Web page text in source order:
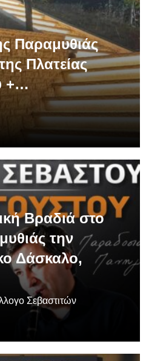
Παραμυθιάς
Πλατείας
+…
Βραδιά στο
την
Δάσκαλο,
Σεβαστιτών